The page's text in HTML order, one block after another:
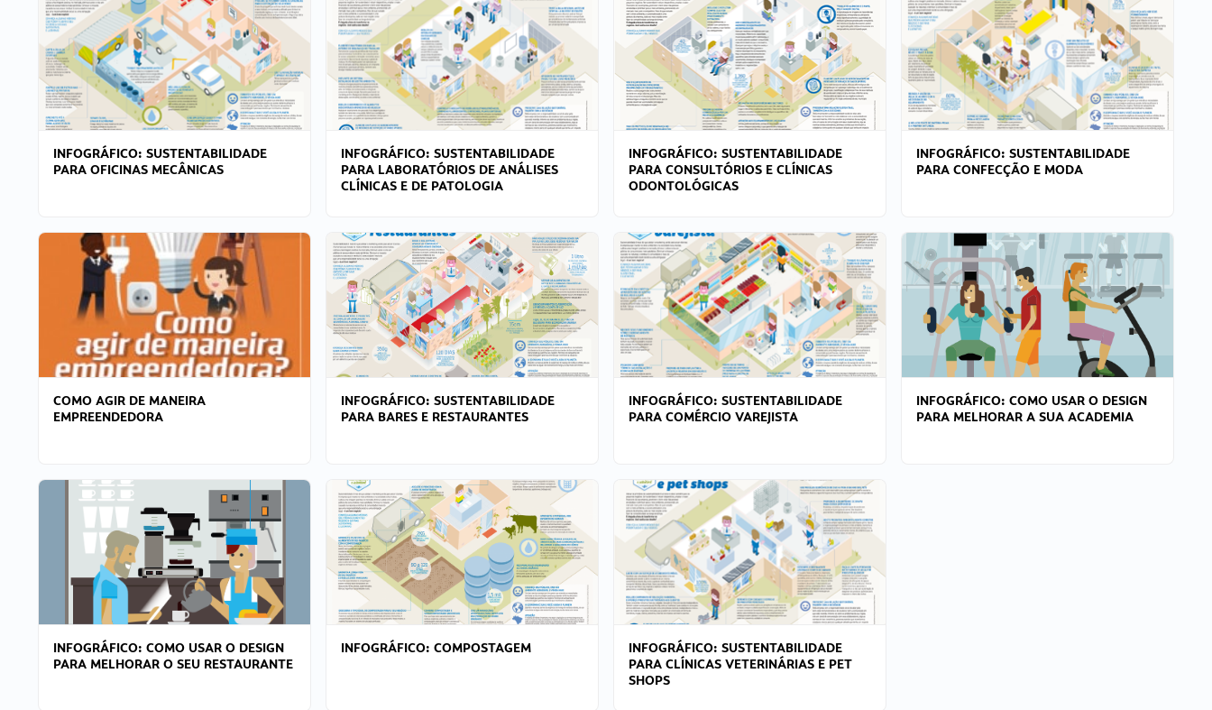
INFOGRÁFICO: SUSTENTABILIDADE
PARA OFICINAS MECÂNICAS
INFOGRÁFICO: SUSTENTABILIDADE
PARA LABORATÓRIOS DE ANÁLISES
CLÍNICAS E DE PATOLOGIA
INFOGRÁFICO: SUSTENTABILIDADE
PARA CONSULTÓRIOS E CLÍNICAS
ODONTOLÓGICAS
INFOGRÁFICO: SUSTENTABILIDADE
PARA CONFECÇÃO E MODA
COMO AGIR DE MANEIRA
EMPREENDEDORA
INFOGRÁFICO: SUSTENTABILIDADE
PARA BARES E RESTAURANTES
INFOGRÁFICO: SUSTENTABILIDADE
PARA COMÉRCIO VAREJISTA
INFOGRÁFICO: COMO USAR O DESIGN
PARA MELHORAR A SUA ACADEMIA
INFOGRÁFICO: COMO USAR O DESIGN
PARA MELHORAR O SEU RESTAURANTE
INFOGRÁFICO: COMPOSTAGEM
INFOGRÁFICO: SUSTENTABILIDADE
PARA CLÍNICAS VETERINÁRIAS E PET
SHOPS